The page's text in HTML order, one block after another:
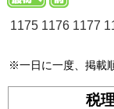
1175 1176 1177
※一日に一度、掲載
税